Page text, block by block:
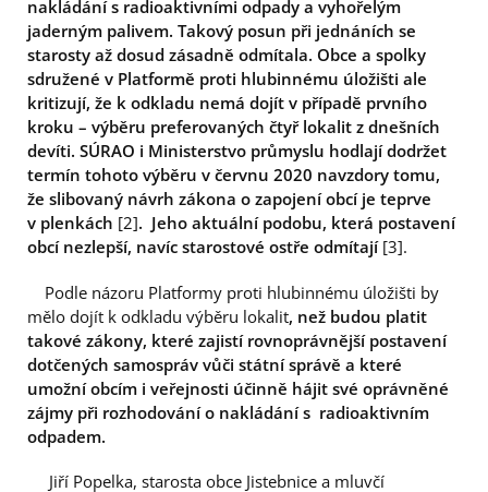
nakládání s radioaktivními odpady a vyhořelým
jaderným palivem. Takový posun při jednáních se
starosty až dosud zásadně odmítala. Obce a spolky
sdružené v Platformě proti hlubinnému úložišti ale
kritizují, že k odkladu nemá dojít v případě prvního
kroku – výběru preferovaných čtyř lokalit z dnešních
devíti. SÚRAO i Ministerstvo průmyslu hodlají dodržet
termín tohoto výběru v červnu 2020 navzdory tomu,
že slibovaný návrh zákona o zapojení obcí je teprve
v plenkách [2]. Jeho aktuální podobu, která postavení
obcí nezlepší, navíc starostové ostře odmítají [3].
Podle názoru Platformy proti hlubinnému úložišti by
mělo dojít k odkladu výběru lokalit, než budou platit
takové zákony, které zajistí rovnoprávnější postavení
dotčených samospráv vůči státní správě a které
umožní obcím i veřejnosti účinně hájit své oprávněné
zájmy při rozhodování o nakládání s radioaktivním
odpadem.
Jiří Popelka, starosta obce Jistebnice a mluvčí